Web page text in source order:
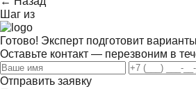
Шаг из
Готово! Эксперт подготовит
Оставьте контакт — перезвоним в
Отправить заявку